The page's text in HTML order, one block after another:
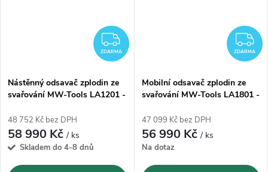
ZDARMA
ZDARMA
Nástěnný odsavač zplodin ze
svařování MW-Tools LA1201 -
48 752 Kč bez DPH
58 990 Kč/ ks
Skladem do 4-8 dnů
ZDARMA
Mobilní odsavač zplodin ze
svařování MW-Tools LA1801 -
47 099 Kč bez DPH
56 990 Kč/ ks
Na dotaz